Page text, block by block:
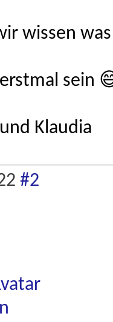
wissen
sein
Klaudia
#2